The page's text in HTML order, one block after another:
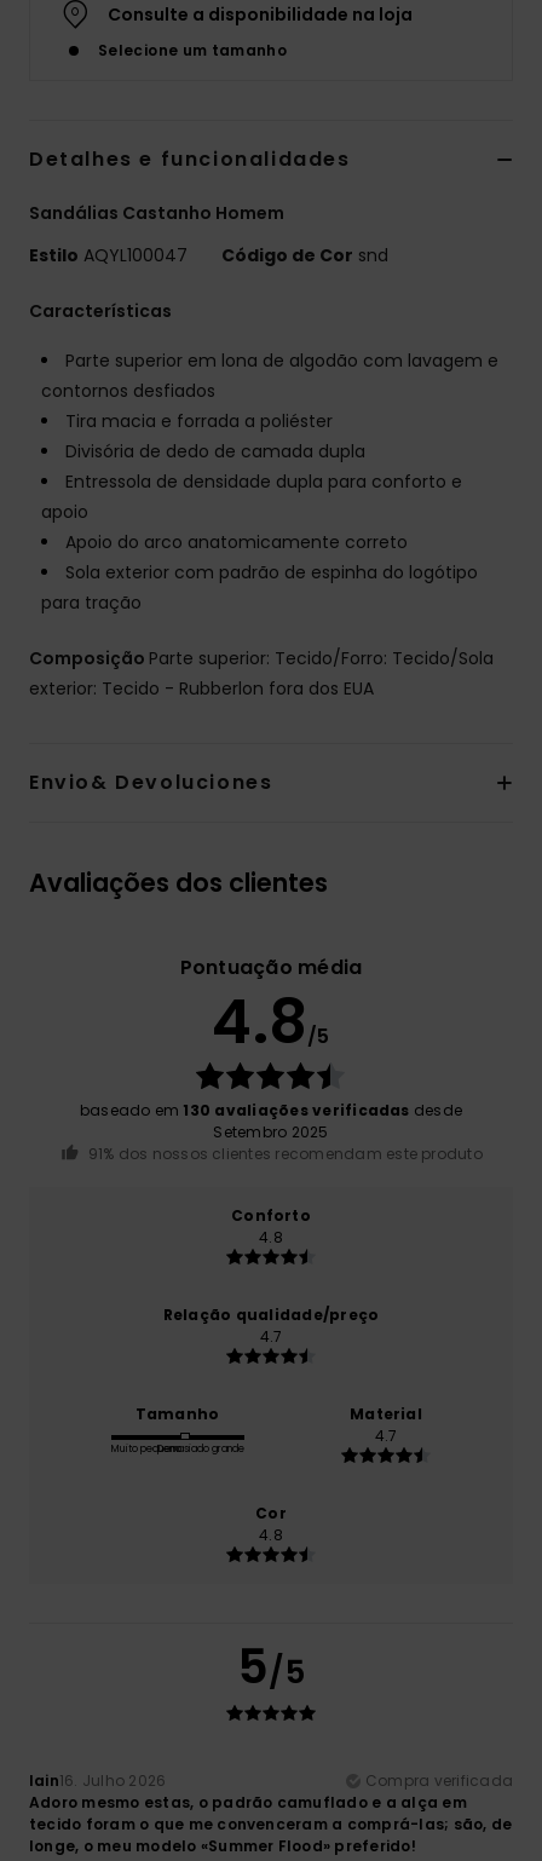
Consulte a disponibilidade na loja
Selecione um tamanho
Detalhes e funcionalidades
Sandálias Castanho Homem
Estilo AQYL100047 Código de Cor snd
Características
Parte superior em lona de algodão com lavagem e
contornos desfiados
Tira macia e forrada a poliéster
Divisória de dedo de camada dupla
Entressola de densidade dupla para conforto e
apoio
Apoio do arco anatomicamente correto
Sola exterior com padrão de espinha do logótipo
para tração
Composição Parte superior: Tecido/Forro: Tecido/Sola
exterior: Tecido - Rubberlon fora dos EUA
Envio& Devoluciones
Avaliações dos clientes
Pontuação média
4.8/5
baseado em 130 avaliações verificadas desde
Setembro 2025
91% dos nossos clientes recomendam este produto
Conforto
4.8
Relação qualidade/preço
4.7
Tamanho
Muito pequenoDemasiado grande
Material
4.7
Cor
4.8
5/5
Iain16. Julho 2026
Compra verificada
Adoro mesmo estas, o padrão camuflado e a alça em
tecido foram o que me convenceram a comprá-las; são, de
longe, o meu modelo «Summer Flood» preferido!